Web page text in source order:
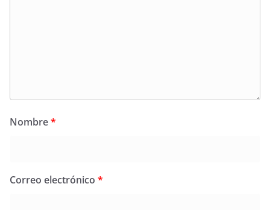
Nombre*
Correo electrónico *